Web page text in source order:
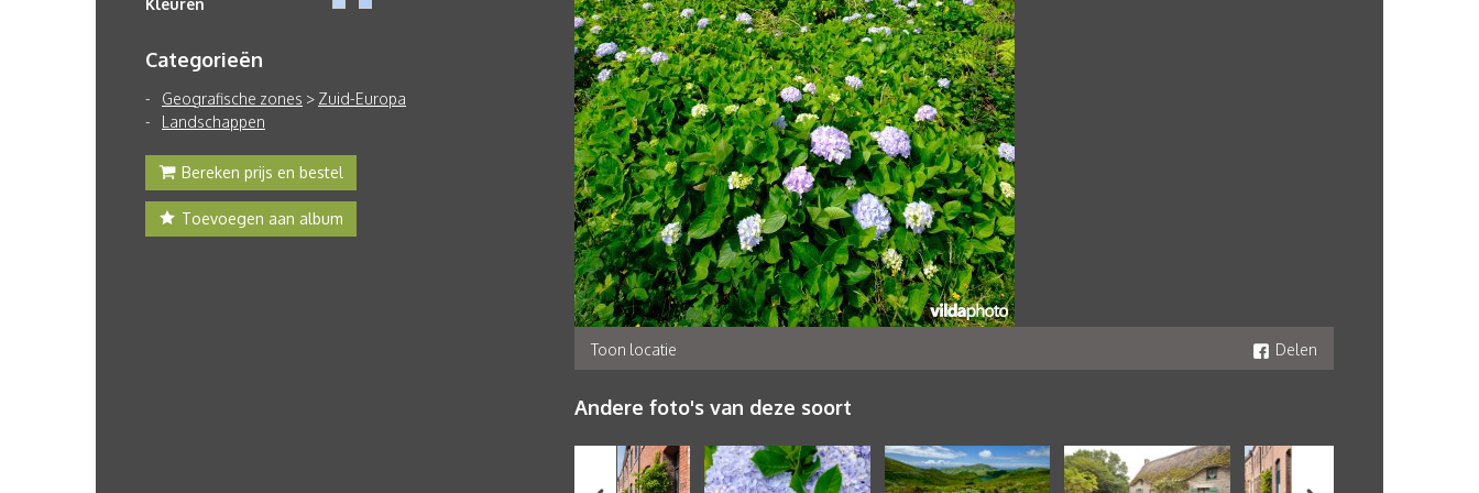
Kleuren
Categorieën
Geografische zones > Zuid-Europa
Landschappen
Bereken prijs en bestel
Toevoegen aan album
Toon locatie Delen
Andere foto's van deze soort